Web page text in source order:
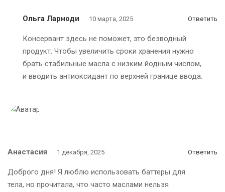
Ольга Ларноди 10 марта, 2025 Ответить
Консервант здесь не поможет, это безводный
продукт. Чтобы увеличить сроки хранения нужно
брать стабильные масла с низким йодным числом,
и вводить антиоксидант по верхней границе ввода.
Анастасия 1 декабря, 2025 Ответить
Доброго дня! Я люблю использовать баттеры для
тела, но прочитала, что часто маслами нельзя